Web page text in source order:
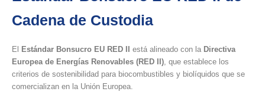
Cadena de Custodia
El Estándar Bonsucro EU RED II está alineado con la Directiva
Europea de Energías Renovables (RED II) , que establece los
criterios de sostenibilidad para biocombustibles y biolíquidos que se
comercializan en la Unión Europea.